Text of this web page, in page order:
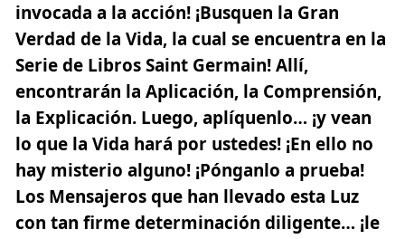
invocada a la acción! ¡Busquen la Gran
Verdad de la Vida, la cual se encuentra en la
Serie de Libros Saint Germain! Allí,
encontrarán la Aplicación, la Comprensión,
la Explicación. Luego, aplíquenlo… ¡y vean
lo que la Vida hará por ustedes! ¡En ello no
hay misterio alguno! ¡Pónganlo a prueba!
Los Mensajeros que han llevado esta Luz
con tan firme determinación diligente… ¡le